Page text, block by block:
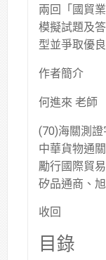
兩回「國貿
模擬試題及
型並爭取優良
作者簡介
何進來 老師
(70)海關測
中華貨物通
勵行國際貿
矽品通商、
收回
目錄